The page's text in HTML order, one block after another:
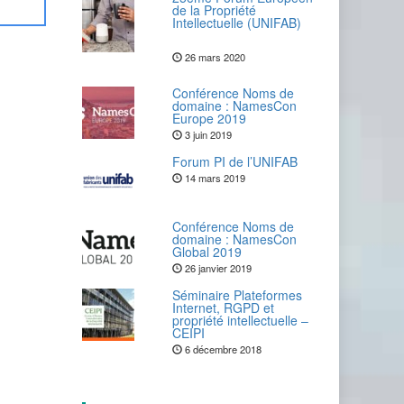
de la Propriété
Intellectuelle (UNIFAB)
26 mars 2020
Conférence Noms de
domaine : NamesCon
Europe 2019
3 juin 2019
Forum PI de l’UNIFAB
14 mars 2019
Conférence Noms de
domaine : NamesCon
Global 2019
26 janvier 2019
Séminaire Plateformes
Internet, RGPD et
propriété intellectuelle –
CEIPI
6 décembre 2018